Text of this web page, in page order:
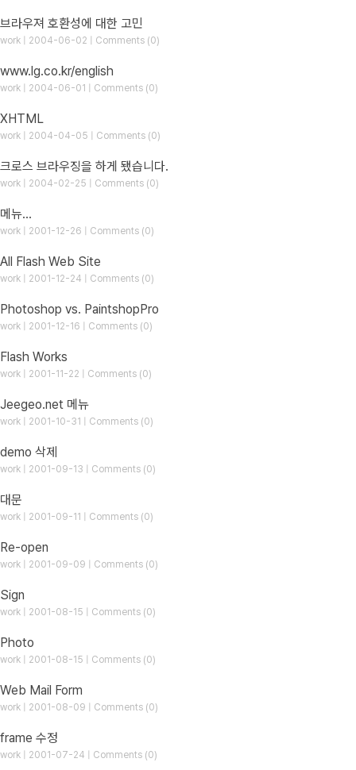
브라우져 호환성에 대한 고민
work | 2004-06-02 | Comments (0)
www.lg.co.kr/english
work | 2004-06-01 | Comments (0)
XHTML
work | 2004-04-05 | Comments (0)
크로스 브라우징을 하게 됐습니다.
work | 2004-02-25 | Comments (0)
메뉴...
work | 2001-12-26 | Comments (0)
All Flash Web Site
work | 2001-12-24 | Comments (0)
Photoshop vs. PaintshopPro
work | 2001-12-16 | Comments (0)
Flash Works
work | 2001-11-22 | Comments (0)
Jeegeo.net 메뉴
work | 2001-10-31 | Comments (0)
demo 삭제
work | 2001-09-13 | Comments (0)
대문
work | 2001-09-11 | Comments (0)
Re-open
work | 2001-09-09 | Comments (0)
Sign
work | 2001-08-15 | Comments (0)
Photo
work | 2001-08-15 | Comments (0)
Web Mail Form
work | 2001-08-09 | Comments (0)
frame 수정
work | 2001-07-24 | Comments (0)